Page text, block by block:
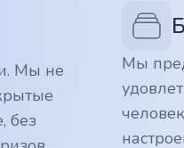
Мы не
без
Мы